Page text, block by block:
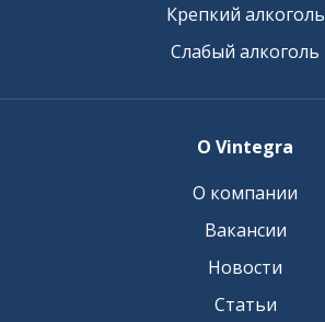
Крепкий алкоголь
Слабый алкоголь
О Vintegra
О компании
Вакансии
Новости
Статьи